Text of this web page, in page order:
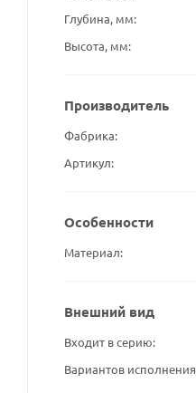
Глубина, мм
Высота, мм
Производитель
Фабрика
Артикул
Особенности
Материал
Внешний вид
Входит в серию
Вариантов исполнения